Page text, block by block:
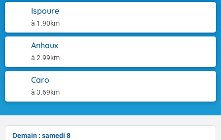
Ispoure
à 1.90km
Anhaux
à 2.99km
Caro
à 3.69km
Demain : samedi 8